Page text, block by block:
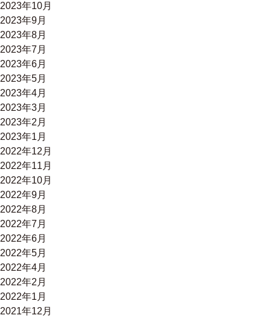
2023年10月
2023年9月
2023年8月
2023年7月
2023年6月
2023年5月
2023年4月
2023年3月
2023年2月
2023年1月
2022年12月
2022年11月
2022年10月
2022年9月
2022年8月
2022年7月
2022年6月
2022年5月
2022年4月
2022年2月
2022年1月
2021年12月